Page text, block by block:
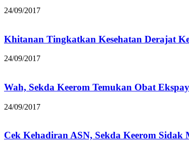
24/09/2017
Khitanan Tingkatkan Kesehatan Derajat
24/09/2017
Wah, Sekda Keerom Temukan Obat
24/09/2017
Cek Kehadiran ASN, Sekda Keerom Sidak